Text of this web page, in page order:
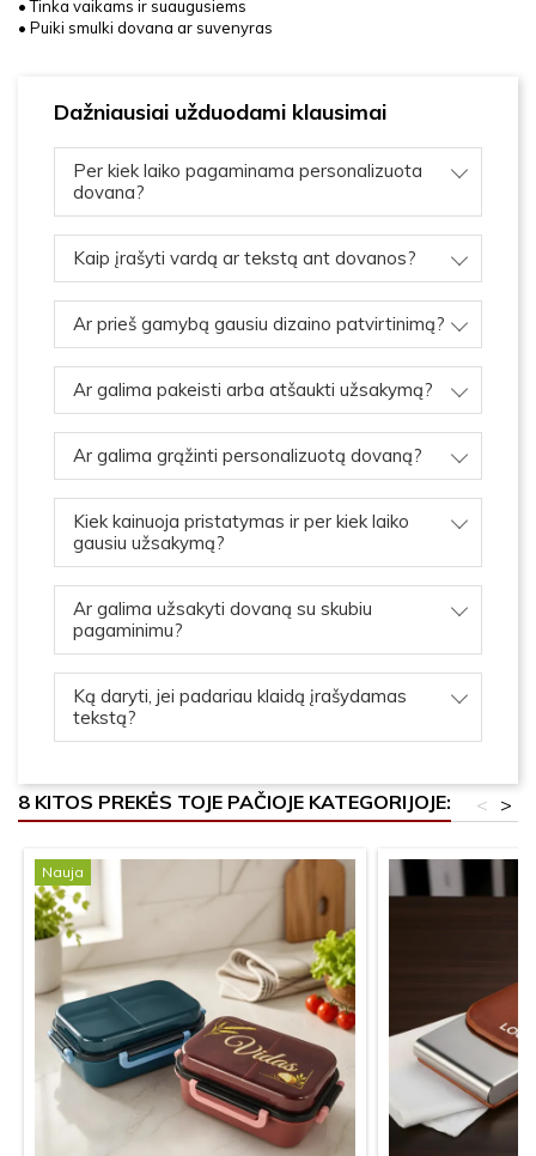
• Tinka vaikams ir suaugusiems
• Puiki smulki dovana ar suvenyras
Dažniausiai užduodami klausimai
Per kiek laiko pagaminama personalizuota
dovana?
Kaip įrašyti vardą ar tekstą ant dovanos?
Ar prieš gamybą gausiu dizaino patvirtinimą?
Ar galima pakeisti arba atšaukti užsakymą?
Ar galima grąžinti personalizuotą dovaną?
Kiek kainuoja pristatymas ir per kiek laiko
gausiu užsakymą?
Ar galima užsakyti dovaną su skubiu
pagaminimu?
Ką daryti, jei padariau klaidą įrašydamas
tekstą?
8 KITOS PREKĖS TOJE PAČIOJE KATEGORIJOJE: >
<
Nauja